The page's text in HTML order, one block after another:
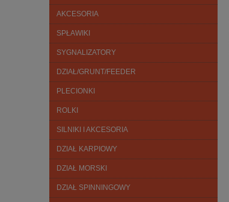
AKCESORIA
SPŁAWIKI
SYGNALIZATORY
DZIAŁ/GRUNT/FEEDER
PLECIONKI
ROLKI
SILNIKI I AKCESORIA
DZIAŁ KARPIOWY
DZIAŁ MORSKI
DZIAŁ SPINNINGOWY